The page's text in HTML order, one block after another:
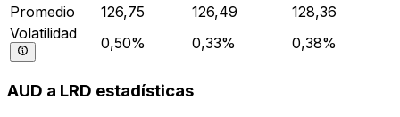
Promedio
126,75 126,49
128,36
Volatilidad
0,50% 0,33% 0,38%
AUD a LRD estadísticas